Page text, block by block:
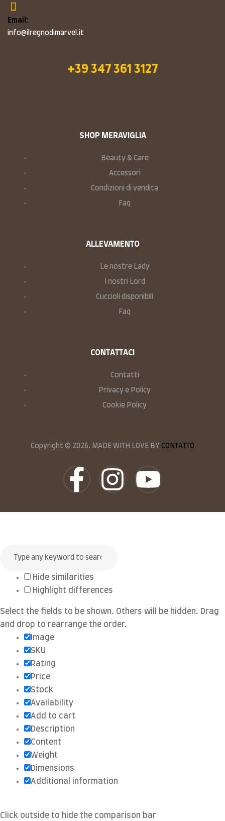
Email:
info@ilregnodimarvel.it
+39 347 361 3127
SHOP MERAVIGLIA
Beauty & Care
Accessori
Condizioni di vendita
Faq
ALLEVAMENTO
Le nostre Lady
I nostri Lord
Cuccioli disponibili
Faq
CONTATTACI
Contatti
Privacy e Policy
Cookie Policy
Copyright © 2026. MADE WITH LOVE BY CONTATTO
Hide similarities
Highlight differences
Select the fields to be shown. Others will be hidden. Drag
and drop to rearrange the order.
Image
SKU
Rating
Price
Stock
Availability
Add to cart
Description
Content
Weight
Dimensions
Additional information
Click outside to hide the comparison bar